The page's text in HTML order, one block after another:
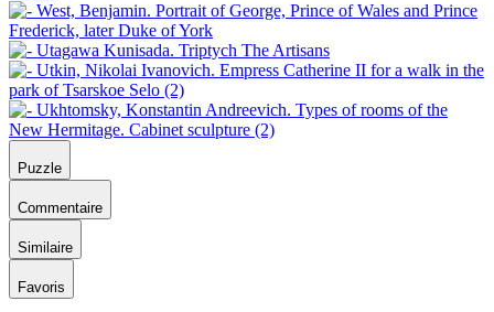
Puzzle
Commentaire
Similaire
Favoris